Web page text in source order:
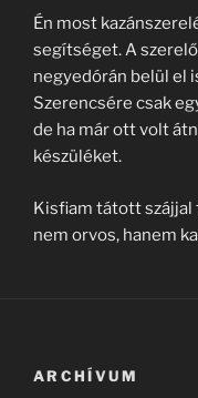
Én most
segítséget. A
negyedórán belül el
Szerencsére csak
de ha már ott volt
készüléket.
Kisfiam tátott szájjal
nem orvos, hanem
ARCHÍVUM